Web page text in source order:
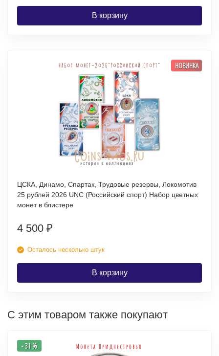
В корзину
НОВИНКА
ЦСКА, Динамо, Спартак, Трудовые резервы, Локомотив
25 рублей 2026 UNC (Российский спорт) Набор цветных
монет в блистере
4 500 ₽
Осталось несколько штук
В корзину
С этим товаром также покупают
- 31 %